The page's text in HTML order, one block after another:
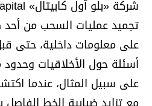
على معلومات داخلية، حتى
أسئلة حول الأخلاقيات
على سبيل المثال، عندما